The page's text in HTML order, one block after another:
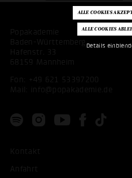
Details
Popakademie
Baden-Württemberg
Hafenstr. 33
68159 Mannheim
Fon:
+49 621 53397200
Mail:
info@popakademie.de
Kontakt
Anfahrt